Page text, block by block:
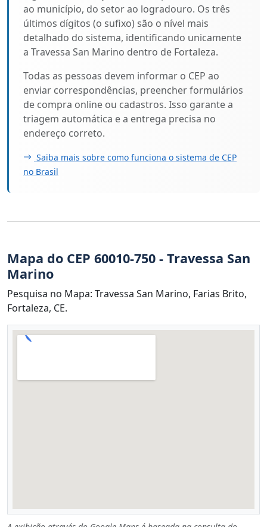
ao município, do setor ao logradouro. Os três
últimos dígitos (o sufixo) são o nível mais
detalhado do sistema, identificando unicamente
a Travessa San Marino dentro de Fortaleza.
Todas as pessoas devem informar o CEP ao
enviar correspondências, preencher formulários
de compra online ou cadastros. Isso garante a
triagem automática e a entrega precisa no
endereço correto.
Saiba mais sobre como funciona o sistema de CEP
no Brasil
Mapa do CEP 60010-750 - Travessa San
Marino
Pesquisa no Mapa: Travessa San Marino, Farias Brito,
Fortaleza, CE.